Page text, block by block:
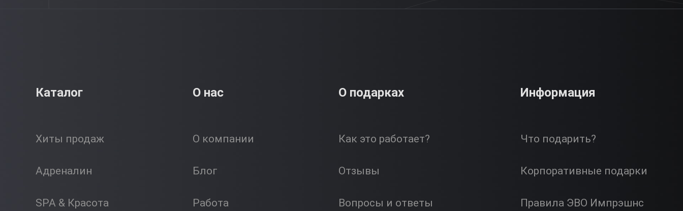
Каталог
Хиты продаж
Адреналин
SPA & Красота
О нас
О компании
Блог
Работа
О подарках
Как это работает?
Отзывы
Вопросы и ответы
Информация
Что подарить?
Корпоративные подарки
Правила ЭВО Импрэшнс